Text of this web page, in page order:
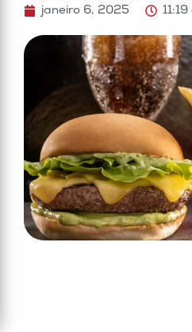
janeiro 6, 2025